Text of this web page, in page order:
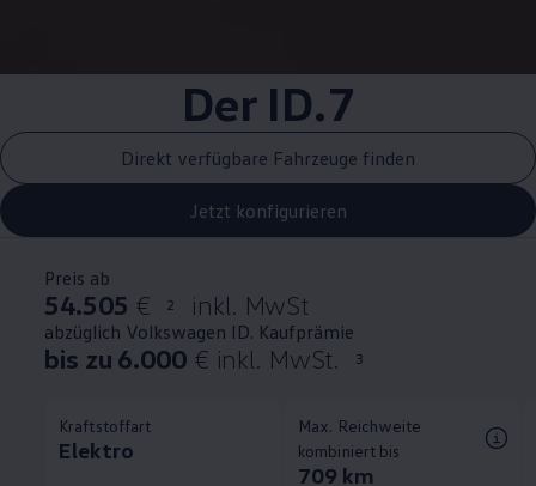
Der ID.7
Direkt verfügbare Fahrzeuge finden
Jetzt konfigurieren
Preis ab
54.505 € 2 inkl. MwSt
abzüglich Volkswagen ID. Kaufprämie
bis zu 6.000 € inkl. MwSt. 3
Kraftstoffart
Elektro
Max. Reichweite
kombiniert bis
709 km